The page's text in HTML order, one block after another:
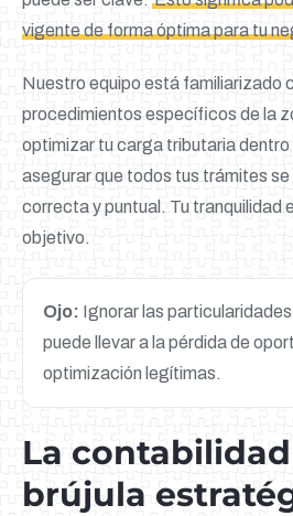
vigente de forma óptima para tu
Nuestro equipo está familiarizado
procedimientos específicos de la
optimizar tu carga tributaria dentro
asegurar que todos tus trámites
correcta y puntual. Tu tranquilidad
objetivo.
Ojo: Ignorar las
puede llevar a la pérdida de
optimización legítimas.
La
brújula